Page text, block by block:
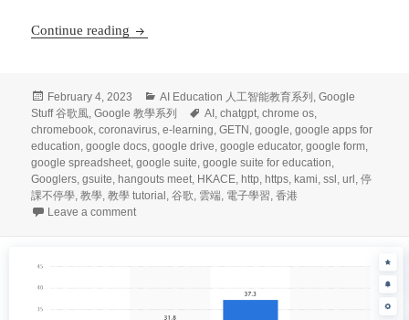
Continue reading Google 教學系列 (100) – 人工智能教育 (AI
Posted
on
February 4, 2023 Categories
AI Education 人工智能教育系列 ,Google
Stuff 谷歌風,Google 教學系列 Tags
AI ,chatgpt,chrome os,
chromebook,coronavirus,e-learning,GETN ,google,google apps for
education,google docs,google drive,google educator,google form,
google spreadsheet,google suite,google suite for education,
Googlers,gsuite, hangouts meet, HKACE, http, https, kami,ssl ,url ,停
課不停學,教學,教學 tutorial ,谷歌, 雲端, 電子學習,香港
Leave a commenton Google 教學系列 (100) – 人工智能教育 (AI